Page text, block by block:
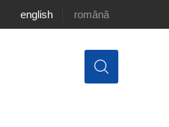
english română